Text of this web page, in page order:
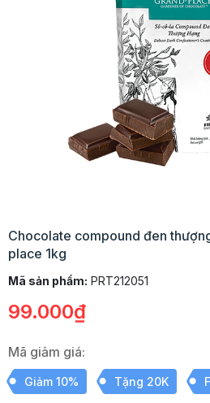
Chocolate compound đen
place 1kg
Mã sản phẩm: PRT212051
99.000₫
Mã giảm giá:
Giảm 10% Tặng 20K